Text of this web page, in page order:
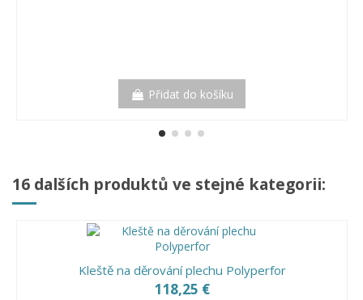
Přidat do košíku
16 dalších produktů ve stejné kategorii:
Kleště na děrování plechu Polyperfor
118,25 €